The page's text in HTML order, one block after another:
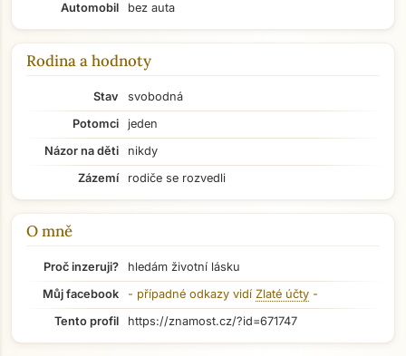
Automobil
bez auta
Rodina a hodnoty
Stav
svobodná
Potomci
jeden
Názor na děti
nikdy
Zázemí
rodiče se rozvedli
O mně
Proč inzeruji?
hledám životní lásku
Můj facebook
- případné odkazy vidí Zlaté účty -
Tento profil
https://znamost.cz/?id=671747